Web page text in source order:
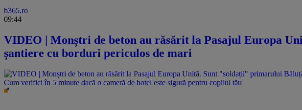
b365.ro
09:44
VIDEO | Monștri de beton au răsărit la Pasajul Europa
șantiere cu borduri periculos de mari
Cum verifici în 5 minute dacă o cameră de hotel este sigură pentru copilul tău